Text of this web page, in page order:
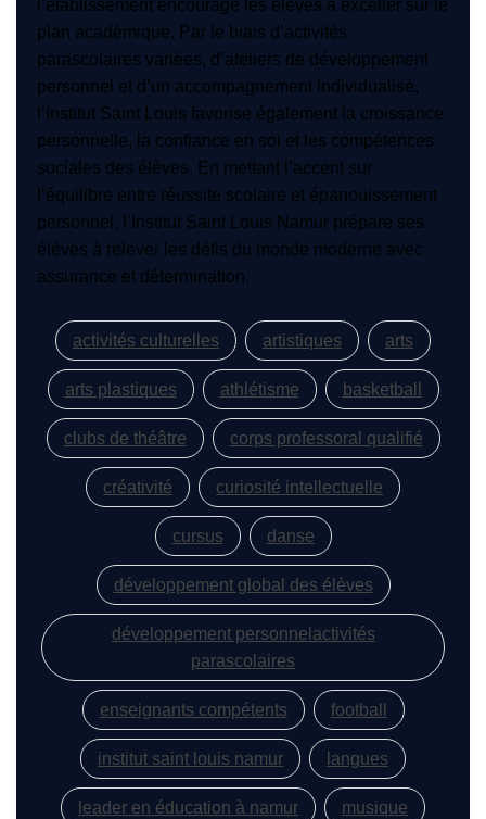
l’établissement encourage les élèves à exceller sur le
plan académique. Par le biais d’activités
parascolaires variées, d’ateliers de développement
personnel et d’un accompagnement individualisé,
l’Institut Saint Louis favorise également la croissance
personnelle, la confiance en soi et les compétences
sociales des élèves. En mettant l’accent sur
l’équilibre entre réussite scolaire et épanouissement
personnel, l’Institut Saint Louis Namur prépare ses
élèves à relever les défis du monde moderne avec
assurance et détermination.
activités culturelles artistiques arts
arts plastiques athlétisme basketball
clubs de théâtre corps professoral qualifié
créativité curiosité intellectuelle
cursus danse
développement global des élèves
développement personnelactivités
parascolaires
enseignants compétents football
institut saint louis namur langues
leader en éducation à namur musique